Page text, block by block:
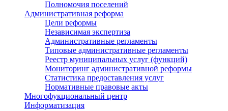
Полномочия поселений
Административная реформа
Цели реформы
Независимая экспертиза
Административные регламенты
Типовые административные регламенты
Реестр муниципальных услуг (функций)
Мониторинг административной реформы
Статистика предоставления услуг
Нормативные правовые акты
Многофукциональный центр
Информатизация